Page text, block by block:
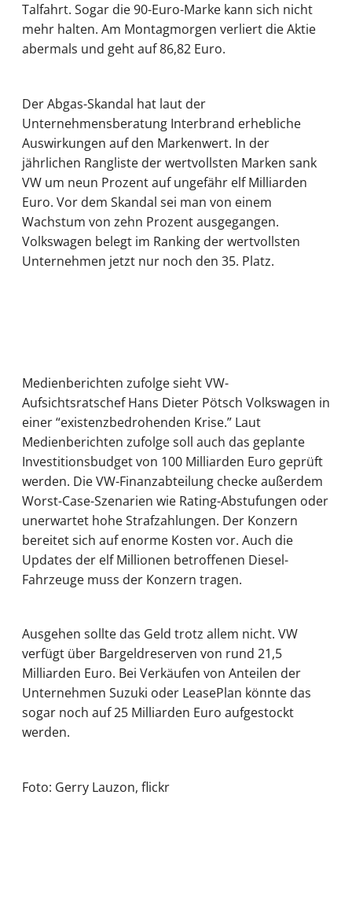
Talfahrt. Sogar die 90-Euro-Marke kann sich nicht
mehr halten. Am Montagmorgen verliert die Aktie
abermals und geht auf 86,82 Euro.
Der Abgas-Skandal hat laut der
Unternehmensberatung Interbrand erhebliche
Auswirkungen auf den Markenwert. In der
jährlichen Rangliste der wertvollsten Marken sank
VW um neun Prozent auf ungefähr elf Milliarden
Euro. Vor dem Skandal sei man von einem
Wachstum von zehn Prozent ausgegangen.
Volkswagen belegt im Ranking der wertvollsten
Unternehmen jetzt nur noch den 35. Platz.
Medienberichten zufolge sieht VW-
Aufsichtsratschef Hans Dieter Pötsch Volkswagen in
einer “existenzbedrohenden Krise.” Laut
Medienberichten zufolge soll auch das geplante
Investitionsbudget von 100 Milliarden Euro geprüft
werden. Die VW-Finanzabteilung checke außerdem
Worst-Case-Szenarien wie Rating-Abstufungen oder
unerwartet hohe Strafzahlungen. Der Konzern
bereitet sich auf enorme Kosten vor. Auch die
Updates der elf Millionen betroffenen Diesel-
Fahrzeuge muss der Konzern tragen.
Ausgehen sollte das Geld trotz allem nicht. VW
verfügt über Bargeldreserven von rund 21,5
Milliarden Euro. Bei Verkäufen von Anteilen der
Unternehmen Suzuki oder LeasePlan könnte das
sogar noch auf 25 Milliarden Euro aufgestockt
werden.
Foto: Gerry Lauzon, flickr